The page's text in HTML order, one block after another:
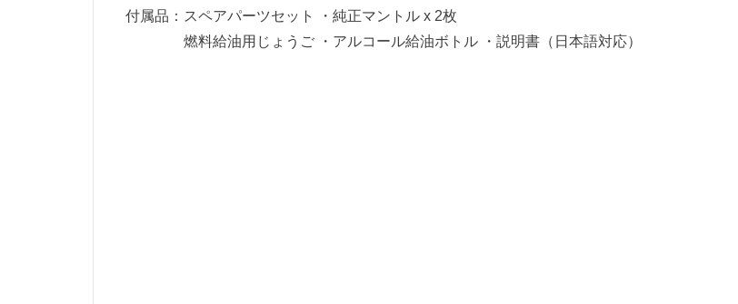
付属品：スペアパーツセット ・純正マントル x 2枚
燃料給油用じょうご ・アルコール給油ボトル ・説明書（日本語対応）